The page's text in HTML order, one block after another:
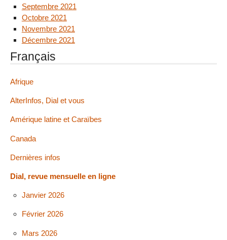
Septembre 2021
Octobre 2021
Novembre 2021
Décembre 2021
Français
Afrique
AlterInfos, Dial et vous
Amérique latine et Caraïbes
Canada
Dernières infos
Dial, revue mensuelle en ligne
Janvier 2026
Février 2026
Mars 2026